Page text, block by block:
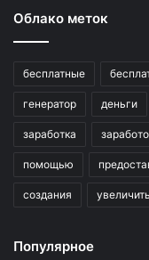
Облако меток
бесплатные
генератор деньги
заработка
помощью
создания увеличить
Популярное